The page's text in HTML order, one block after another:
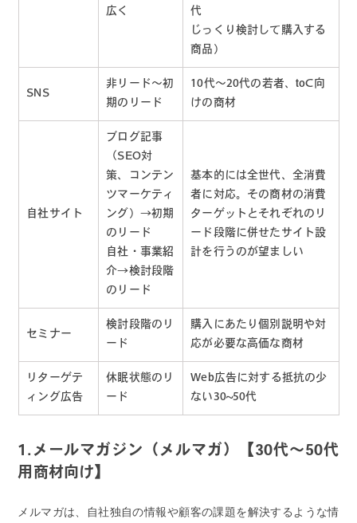
広く
代
じっくり検討して購入する
商品）
SNS
非リード〜初
期のリード
10代〜20代の若者、toC向
けの商材
自社サイト
ブログ記事
（SEO対
策、コンテン
ツマーケティ
ング）→初期
のリード
自社・事業紹
介→検討段階
のリード
基本的には全世代、全消費
者に対応。その商材の消費
ターゲットとそれぞれのリ
ード段階に併せたサイト設
計を行うのが望ましい
セミナー
検討段階のリ
ード
購入にあたり個別説明や対
応が必要な高価な商材
リターゲテ
ィング広告
休眠状態のリ
ード
Web広告に対する抵抗の少
ない30~50代
1.メールマガジン（メルマガ）【30代〜50代
用商材向け】
メルマガは、自社独自の情報や顧客の課題を解決するような情